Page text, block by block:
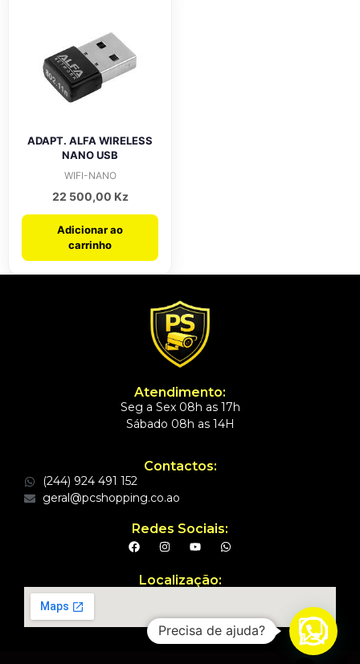
ADAPT. ALFA WIRELESS
NANO USB
WIFI-NANO
22 500,00 Kz
Adicionar ao
carrinho
Atendimento:
Seg a Sex 08h as 17h
Sábado 08h as 14H
Contactos:
(244) 924 491 152
geral@pcshopping.co.ao
Redes Sociais:
Localização:
Precisa de ajuda?